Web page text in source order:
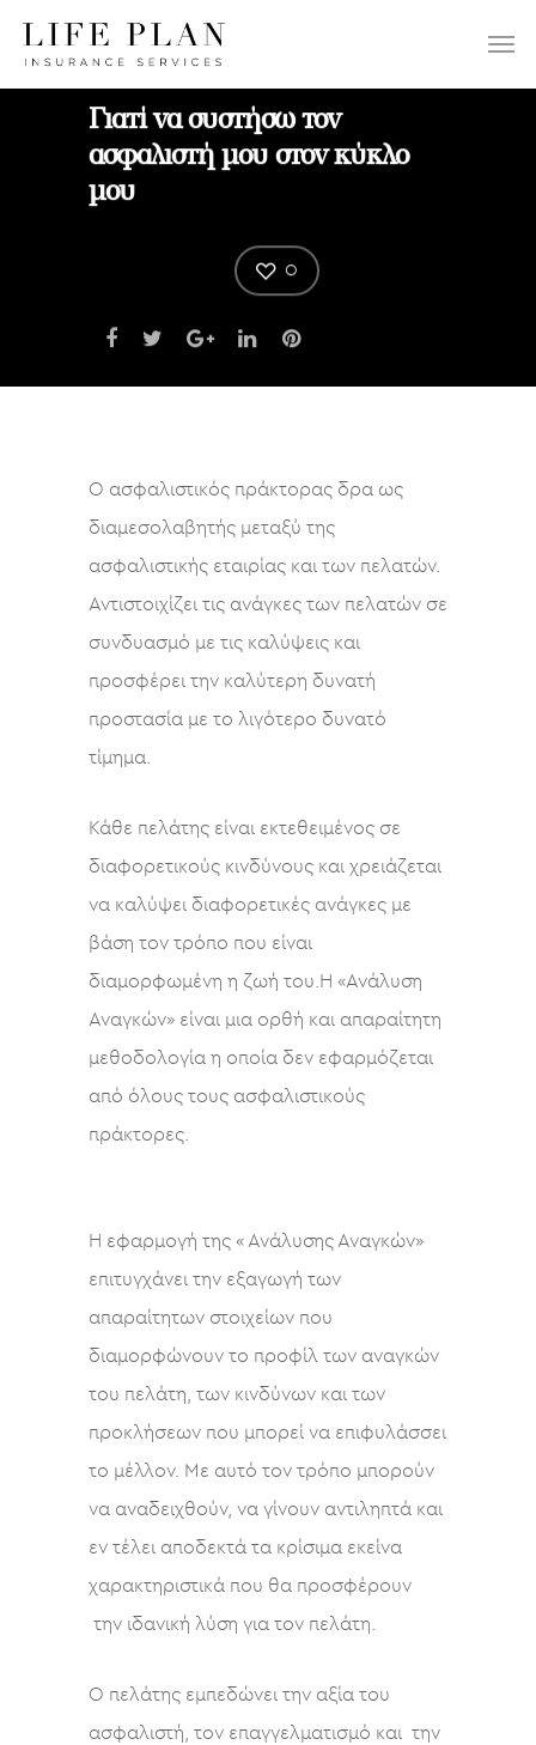
ΕΠΙΛΕΞΤΕ:
Γιατί να συστήσω τον
ασφαλιστή μου στον κύκλο
μου
0
Ο ασφαλιστικός πράκτορας δρα ως
διαμεσολαβητής μεταξύ της
ασφαλιστικής εταιρίας και των πελατών.
Αντιστοιχίζει τις ανάγκες των πελατών σε
συνδυασμό με τις καλύψεις και
προσφέρει την καλύτερη δυνατή
προστασία με το λιγότερο δυνατό
τίμημα.
Κάθε πελάτης είναι εκτεθειμένος σε
διαφορετικούς κινδύνους και χρειάζεται
να καλύψει διαφορετικές ανάγκες με
βάση τον τρόπο που είναι
διαμορφωμένη η ζωή του.Η «Ανάλυση
Αναγκών» είναι μια ορθή και απαραίτητη
μεθοδολογία η οποία δεν εφαρμόζεται
από όλους τους ασφαλιστικούς
πράκτορες.
Η εφαρμογή της « Ανάλυσης Αναγκών»
επιτυγχάνει την εξαγωγή των
απαραίτητων στοιχείων που
διαμορφώνουν το προφίλ των αναγκών
του πελάτη, των κινδύνων και των
προκλήσεων που μπορεί να επιφυλάσσει
το μέλλον. Με αυτό τον τρόπο μπορούν
να αναδειχθούν, να γίνουν αντιληπτά και
εν τέλει αποδεκτά τα κρίσιμα εκείνα
χαρακτηριστικά που θα προσφέρουν
την ιδανική λύση για τον πελάτη.
Ο πελάτης εμπεδώνει την αξία του
ασφαλιστή, τον επαγγελματισμό και την